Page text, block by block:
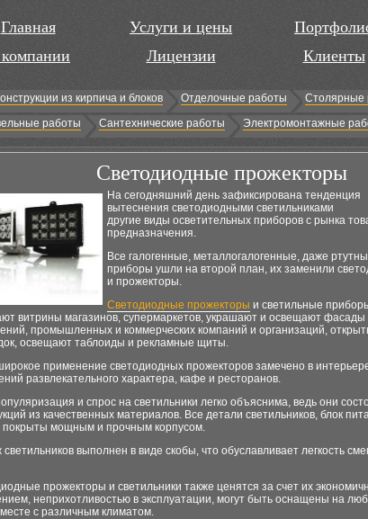
Главная
Услуги и цены
Лицензии
Клиенты
из кирпича и блоков Отделочные работы Столярные
работы Сантехнические работы Электромонтажные
Светодиодные прожекторы
На сегодняшний день зафиксирована тенденция
вытеснения светодиодными светильниками
другие виды осветительных приборов с рынка
предназначения.
Все галогенные, металлогалогенные, даже
приборы ушли на второй план, их заменили
и прожекторы.
Светодиодные прожекторы и светильные
витрины магазинов, супермаркетов, украшают и освещают фасады
промышленных и коммерческих компаний и организаций,
освещают таблоиды и рекламные щиты.
применение светодиодных прожекторов замечено в
развлекательного характера, кафе и ресторанов.
и спрос на светильники легко объяснима, ведь они
из качественных материалов. Все детали светильников, блок
покрыты мощным и прочным корпусом.
светильников выполнен в виде скобы, что обуславливает легкость
прожекторы и светильники также ценятся за счет их
неприхотливостью в эксплуатации, могут быть оснащены на
с различным климатом.